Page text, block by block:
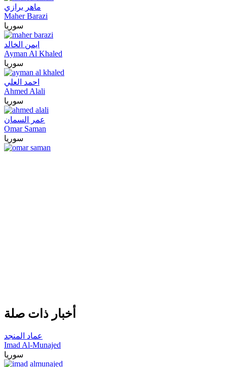
ماهر برازي
Maher Barazi
سوريا
ايمن الخالد
Ayman Al Khaled
سوريا
احمد العلي
Ahmed Alali
سوريا
عمر السمان
Omar Saman
سوريا
أخبار ذات صلة
عماد المنجد
Imad Al-Munajed
سوريا